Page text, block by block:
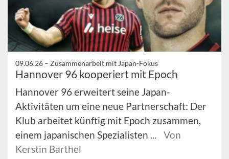
09.06.26 – Zusammenarbeit mit Japan-Fokus
Hannover 96 kooperiert mit Epoch
Hannover 96 erweitert seine Japan-
Aktivitäten um eine neue Partnerschaft: Der
Klub arbeitet künftig mit Epoch zusammen,
einem japanischen Spezialisten ...
Von
Kerstin Barthel